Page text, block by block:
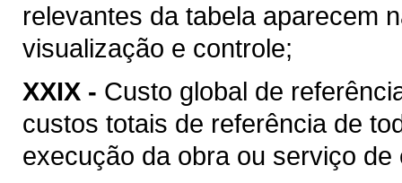
relevantes da tabela aparecem
visualização e controle;
XXIX - Custo global de
custos totais de referência de
execução da obra ou serviço